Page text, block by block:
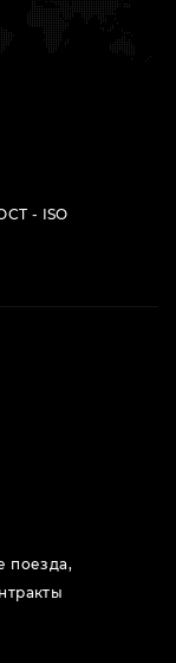
- ISO
поезда,